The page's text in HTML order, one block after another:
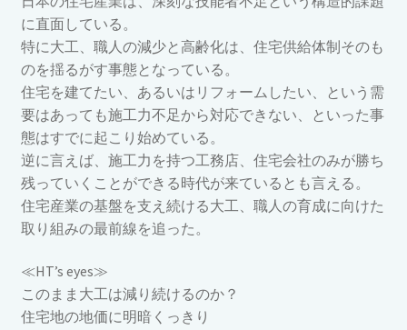
に直面している。
特に大工、職人の減少と高齢化は、住宅供給体制そのも
のを揺るがす事態となっている。
住宅を建てたい、あるいはリフォームしたい、という需
要はあっても施工力不足から対応できない、といった事
態はすでに起こり始めている。
逆に言えば、施工力を持つ工務店、住宅会社のみが勝ち
残っていくことができる時代が来ているとも言える。
住宅産業の基盤を支え続ける大工、職人の育成に向けた
取り組みの最前線を追った。
≪HT’s eyes≫
このまま大工は減り続けるのか？
住宅地の地価に明暗くっきり